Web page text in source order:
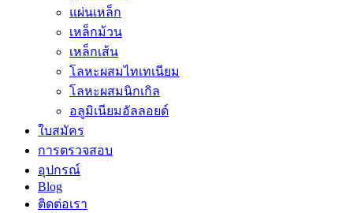
แผ่นเหล็ก
เหล็กม้วน
เหล็กเส้น
โลหะผสมไทเทเนียม
โลหะผสมนิกเกิล
อลูมิเนียมอัลลอยด์
ใบสมัคร
การตรวจสอบ
อุปกรณ์
Blog
ติดต่อเรา